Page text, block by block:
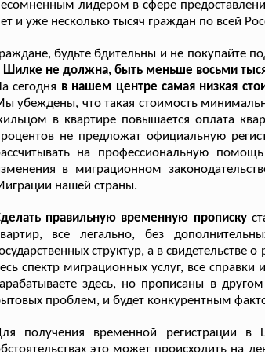
лидером в сфере
и уже несколько тысяч граждан по всей
будьте бдительны и не покупайте
Шилке не должна, быть меньше восьми
сегодня в нашем центре самая низкая
убеждены, что такая стоимость
в квартире повышается оплата
не предложат официальную
на профессиональную
в миграционном
нашей страны.
правильную временную прописку
все легально, без
структур, а в
спектр миграционных услуг, все
здесь, но прописаны в
проблем, и будет конкурентным
получения временной регистрации
это может происходить на